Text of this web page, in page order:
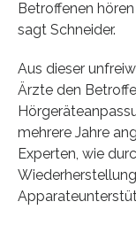
Betroffenen
sagt Schneider.
Aus dieser
Ärzte den
mehrere Jahre
Experten, wie